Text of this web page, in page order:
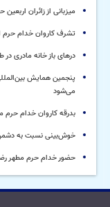
میزبانی از زائران
تشرف کاروان خدام حرم
درهای باز خانه مادری
پنجمین همایش
می‌شود
بدرقه کاروان خدام حرم
خوش‌بینی نسبت به
حضور خدام حرم مطهر